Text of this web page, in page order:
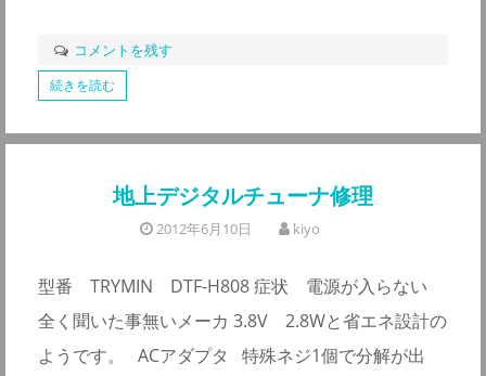
コメントを残す
続きを読む
地上デジタルチューナ修理
2012年6月10日 kiyo
型番 TRYMIN DTF-H808 症状 電源が入らない
全く聞いた事無いメーカ 3.8V 2.8Wと省エネ設計の
ようです。 ACアダプタ 特殊ネジ1個で分解が出